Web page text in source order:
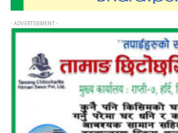
- ADVERTISEMENT -